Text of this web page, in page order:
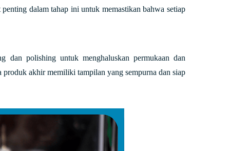
dalam tahap ini untuk memastikan bahwa setiap
dan polishing untuk menghaluskan permukaan dan
akhir memiliki tampilan yang sempurna dan siap